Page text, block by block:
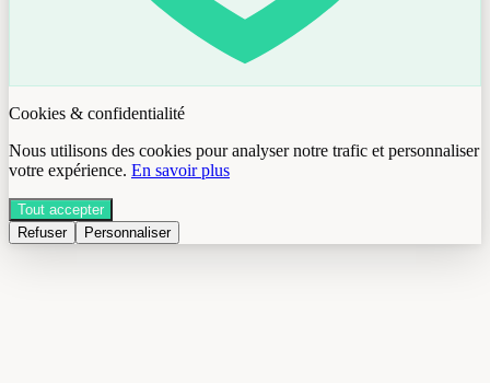
Cookies & confidentialité
Nous utilisons des cookies pour analyser notre trafic et personnaliser
votre expérience. En savoir plus
Tout accepter
Refuser
Personnaliser